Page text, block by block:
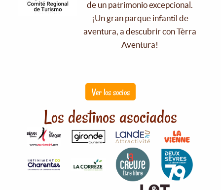
de un patrimonio excepcional.
¡Un gran parque infantil de
aventura, a descubrir con Tèrra
Aventura!
Ver los socios
Los destinos asociados